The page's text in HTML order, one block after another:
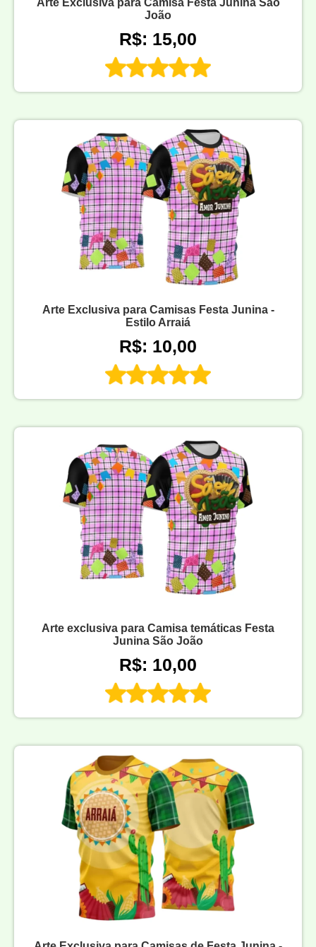
João
R$: 15,00
Arte Exclusiva para Camisas Festa Junina -
Estilo Arraiá
R$: 10,00
Arte exclusiva para Camisa temáticas Festa
Junina São João
R$: 10,00